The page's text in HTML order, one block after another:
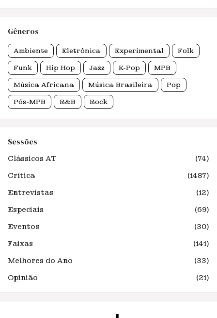
Gêneros
Ambiente Eletrônica Experimental Folk
Funk Hip Hop Jazz K-Pop MPB
Música Africana Música Brasileira Pop
Pós-MPB R&B Rock
Sessões
Clássicos AT
(74)
Crítica
(1487)
Entrevistas
(12)
Especiais
(69)
Eventos
(30)
Faixas
(141)
Melhores do Ano
(33)
Opinião
(21)